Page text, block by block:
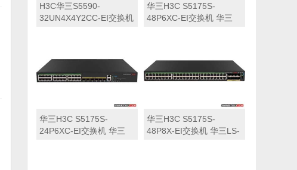
H3C华三S5590-
32UN4X4Y2CC-EI交换机
华三H3C S5175S-
48P6XC-EI交换机 华三
华三H3C S5175S-
24P6XC-EI交换机 华三
华三H3C S5175S-
48P8X-EI交换机 华三LS-